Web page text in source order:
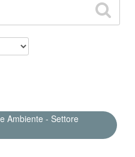
Ambiente - Settore